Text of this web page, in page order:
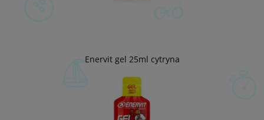
Enervit gel 25ml cytryna